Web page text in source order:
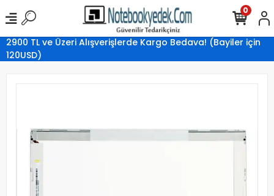
2900 TL ve Üzeri Alışverişlerde Kargo Bedava! (Bayiler için
120USD)
0